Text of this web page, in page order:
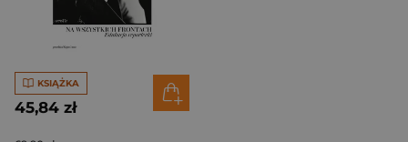
KSIĄŻKA
45,84 zł